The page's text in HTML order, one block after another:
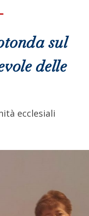
sul
delle
ecclesiali